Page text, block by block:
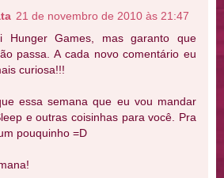
21 de novembro de 2010 às 21:47
Hunger Games, mas garanto que
passa. A cada novo comentário eu
curiosa!!!
essa semana que eu vou mandar
e outras coisinhas para você. Pra
pouquinho =D